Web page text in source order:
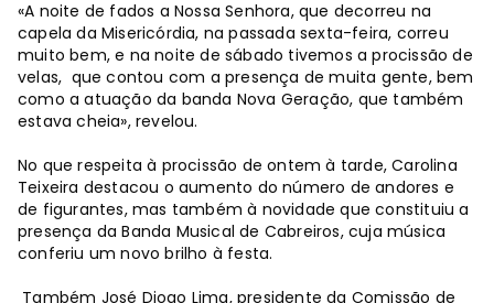
«A noite de fados a Nossa Senhora, que decorreu na
capela da Misericórdia, na passada sexta-feira, correu
muito bem, e na noite de sábado tivemos a procissão de
velas, que contou com a presença de muita gente, bem
como a atuação da banda Nova Geração, que também
estava cheia», revelou.
No que respeita à procissão de ontem à tarde, Carolina
Teixeira destacou o aumento do número de andores e
de figurantes, mas também à novidade que constituiu a
presença da Banda Musical de Cabreiros, cuja música
conferiu um novo brilho à festa.
Também José Diogo Lima, presidente da Comissão de